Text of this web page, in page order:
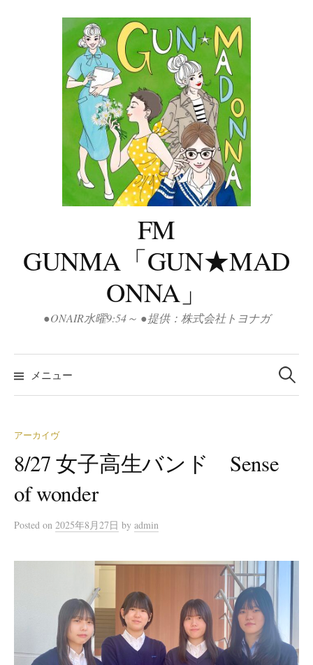
FM
GUNMA「GUN★MAD
ONNA」
●ONAIR水曜9:54～ ●提供：株式会社トヨナガ
メニュー
検
索:
アーカイヴ
8/27 女子高生バンド Sense
of wonder
Posted on 2025年8月27日 by admin